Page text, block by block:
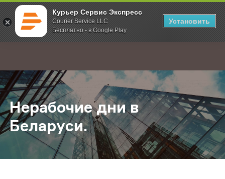
Курьер Сервис Экспресс
Courier Service LLC
Бесплатно - в Google Play
Установить
; Главная О компании Новости Нерабочие дни в Беларуси.
Нерабочие дни в
Беларуси.